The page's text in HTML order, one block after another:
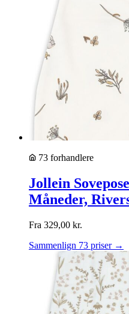
73 forhandlere
Jollein
Måneder,
Fra 329,00 kr.
Sammenlign 73 priser →